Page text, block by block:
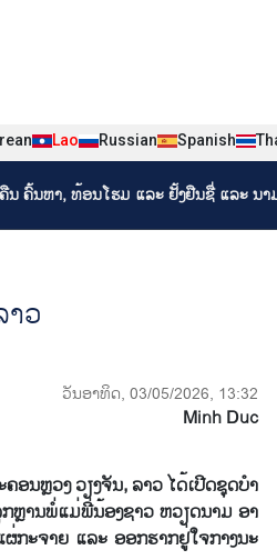
Lao Russian Spanish
ນ ຄົ້ນຫາ, ທ້ອນໂຮມ ແລະ ຢັ້ງຢືນຊື່ ແລະ ນ
ວ
ວັນອາທິດ, 03/05/2026, 13:32
Minh Duc
ອນຫຼວງ ວຽງ​ຈັນ, ລາວ ໄດ້​ເປີດ​ຊຸດ​ບຳ​
ຫຼານ​ພໍ່​ແມ່​ພີ່​ນ້ອງ​ຊາວ ຫວຽດ​ນາມ ອາ​
ກະ​ຈາຍ ແລະ ອອກຮາກຢູ່ໃຈກາງ​ນະ​